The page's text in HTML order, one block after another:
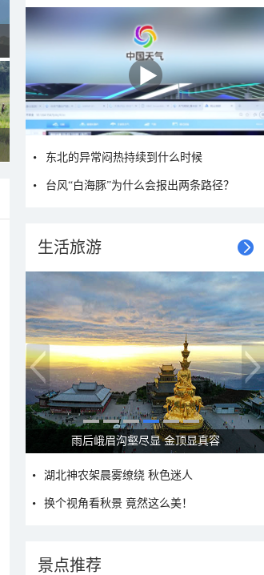
东北的异常闷热持续到什么时候
台风“白海豚”为什么会报出两条路径？
生活旅游
秋意浓 蓝天映衬下的哈尔滨伏尔加庄园
湖北神农架晨雾缭绕 秋色迷人
换个视角看秋景 竟然这么美！
景点推荐